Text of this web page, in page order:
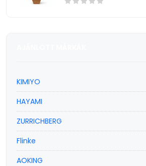
KIMIYO
HAYAMI
ZURRICHBERG
Flinke
AOKING